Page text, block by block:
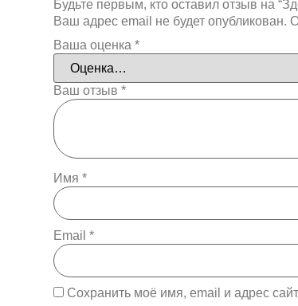
Будьте первым, кто оставил отзыв на
Ваш адрес email не будет опубликован.
Ваша оценка *
Ваш отзыв *
Имя *
Email *
Сохранить моё имя, email и адрес